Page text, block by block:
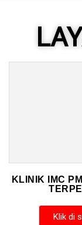
KLINIK IMC
Klik di